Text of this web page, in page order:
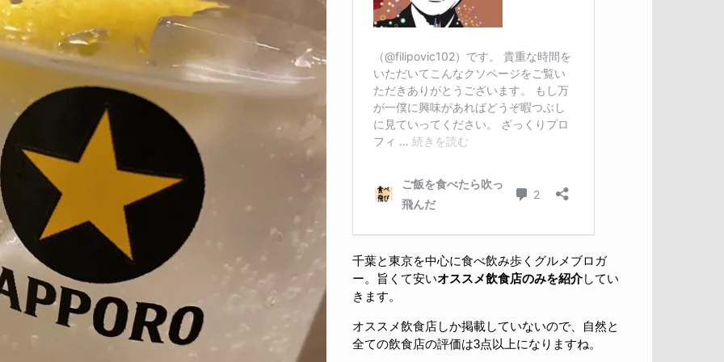
千葉と東京を中心に食べ飲み歩くグルメブロガ
ー。旨くて安いオススメ飲食店のみを紹介してい
きます。
オススメ飲食店しか掲載していないので、自然と
全ての飲食店の評価は3点以上になりますね。